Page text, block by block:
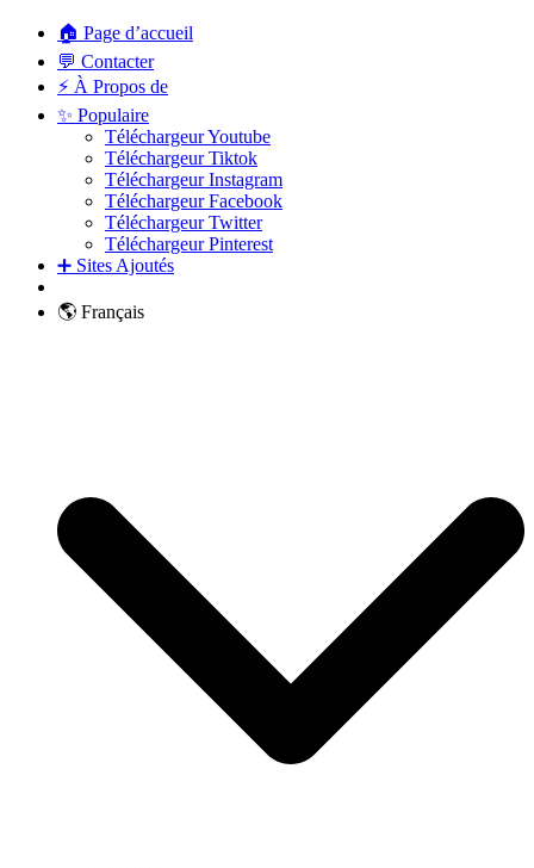
🏠 Page d’accueil
💬 Contacter
⚡ À Propos de
✨ Populaire
Téléchargeur Youtube
Téléchargeur Tiktok
Téléchargeur Instagram
Téléchargeur Facebook
Téléchargeur Twitter
Téléchargeur Pinterest
➕ Sites Ajoutés
🌎 Français